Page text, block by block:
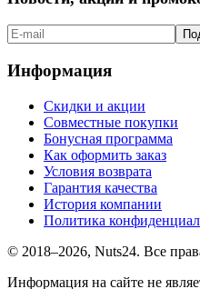
Информация
Скидки и акции
Совместные покупки
Бонусная программа
Как оформить заказ
Условия возврата
Гарантия качества
История компании
Политика
© 2018–2026, Nuts24. Все
Информация на сайте не